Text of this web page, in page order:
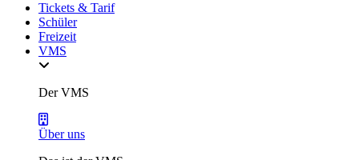
Tickets & Tarif
Schüler
Freizeit
VMS
Der VMS
Über uns